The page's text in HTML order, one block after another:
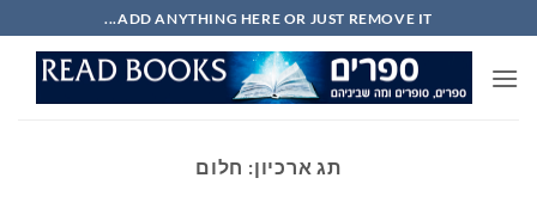
to
content
ADD ANYTHING HERE OR JUST REMOVE IT...
תג ארכיון: חלום